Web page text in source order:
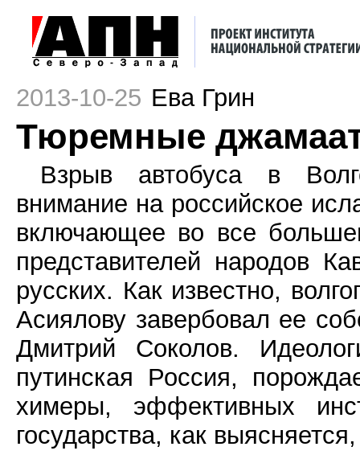
2013-10-25 Ева Грин
Тюремные
Взрыв автобуса в
внимание на российское
включающее во все
представителей народов
русских. Как известно,
Асиялову завербовал ее
Дмитрий Соколов.
путинская Россия,
химеры, эффективных
государства, как